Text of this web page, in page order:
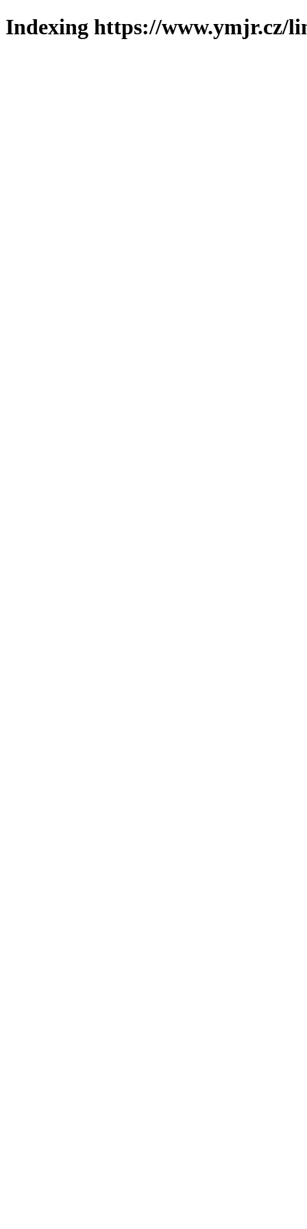
Indexing https://www.ymjr.cz/